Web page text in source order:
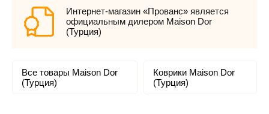
Интернет-магазин «Прованс» является
официальным дилером Maison Dor
(Турция)
Все товары Maison Dor
(Турция)
Коврики Maison Dor
(Турция)